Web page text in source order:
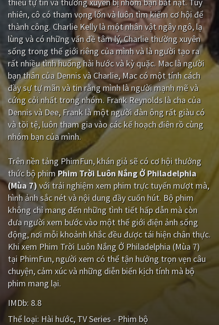
Viễn Tây Tiểu sử
GameShow DramaTV
QUỐC GIA
Âu - Mỹ Trung Quốc - Hồng Kông
Hàn Quốc Nhật Bản
Ấn Độ Việt Nam
Tổng hợp
CẬP NHẬT
PHIM MỚI
PHIM BỘ
PHIM LẺ
PHIM CHIẾU RẠP
TUYỂN TẬP PHIM
BLOG
nhiên, cô có tham vọng lớn và luôn tìm kiếm cơ hội để
thành công. Charlie Kelly là một nhân vật ngây ngô, lạ
lùng và có những vấn đề tâm lý, Charlie thường xuyên
sống trong thế giới riêng của mình và là người tạo ra
rất nhiều tình huống hài hước và kỳ quặc. Mac là người
bạn thân của Dennis và Charlie, Mac có một tính cách
đầy sự tự mãn và tin rằng mình là người mạnh mẽ và
cứng cỏi nhất trong nhóm. Frank Reynolds là cha của
Dennis và Dee, Frank là một người đàn ông rất giàu có
và tồi tệ, luôn tham gia vào các kế hoạch điên rồ cùng
nhóm bạn của mình.
Trên nền tảngPhimFun, khán giả sẽ có cơ hội thưởng
thức bộ phimPhim Trời Luôn Nắng Ở Philadelphia
(Mùa 7)với trải nghiệm xem phim trực tuyến mượt mà,
hình ảnh sắc nét và nội dung đầy cuốn hút. Bộ phim
không chỉ mang đến những tình tiết hấp dẫn mà còn
đưa người xem bước vào một thế giới điện ảnh sống
động, nơi mỗi khoảnh khắc đều được tái hiện chân thực.
Khi xem Phim Trời Luôn Nắng Ở Philadelphia (Mùa 7)
tại PhimFun, người xem có thể tận hưởng trọn vẹn câu
chuyện, cảm xúc và những diễn biến kịch tính mà bộ
phim mang lại.
IMDb: 8.8
Thể loại: Hài hước TV Series - Phim bộ